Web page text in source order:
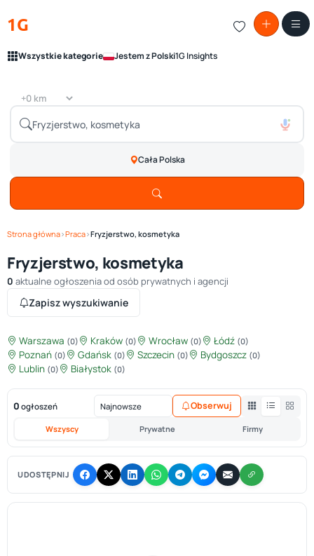
1G
Wszystkie kategorie Jestem z Polski1G Insights
Cała Polska
Strona główna›Praca›Fryzjerstwo, kosmetyka
Fryzjerstwo, kosmetyka
0 aktualne ogłoszenia od osób prywatnych i agencji
Zapisz wyszukiwanie
Warszawa (0) Kraków (0) Wrocław (0) Łódź (0)
Poznań (0) Gdańsk (0) Szczecin (0) Bydgoszcz (0)
Lublin (0) Białystok (0)
0 ogłoszeń
Wszyscy Prywatne Firmy
Obserwuj
UDOSTĘPNIJ